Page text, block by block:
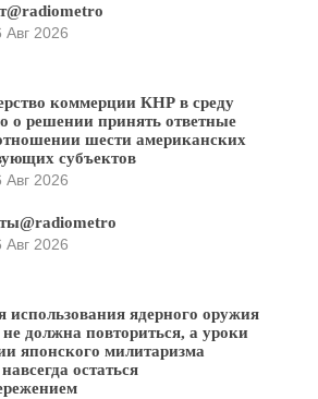
Авг 2026
коммерции КНР в среду
о решении принять ответные
шести американских
субъектов
Авг 2026
Авг 2026
использования ядерного оружия
должна повториться, а уроки
японского милитаризма
остаться